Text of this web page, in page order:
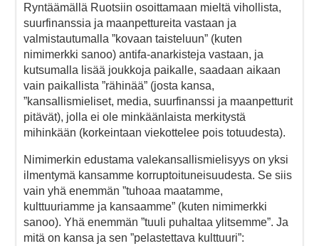
Ryntäämällä Ruotsiin osoittamaan mieltä vihollista,
suurfinanssia ja maanpettureita vastaan ja
valmistautumalla ”kovaan taisteluun” (kuten
nimimerkki sanoo) antifa-anarkisteja vastaan, ja
kutsumalla lisää joukkoja paikalle, saadaan aikaan
vain paikallista ”rähinää” (josta kansa,
”kansallismieliset, media, suurfinanssi ja maanpetturit
pitävät), jolla ei ole minkäänlaista merkitystä
mihinkään (korkeintaan viekottelee pois totuudesta).
Nimimerkin edustama valekansallismielisyys on yksi
ilmentymä kansamme korruptoituneisuudesta. Se siis
vain yhä enemmän ”tuhoaa maatamme,
kulttuuriamme ja kansaamme” (kuten nimimerkki
sanoo). Yhä enemmän ”tuuli puhaltaa ylitsemme”. Ja
mitä on kansa ja sen ”pelastettava kulttuuri”: